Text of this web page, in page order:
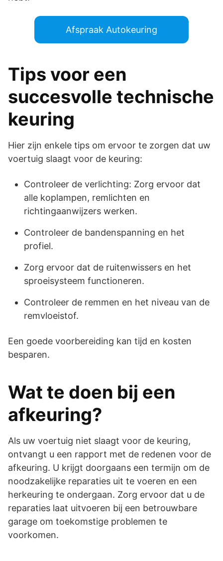
Afspraak Autokeuring
Tips voor een
succesvolle technische
keuring
Hier zijn enkele tips om ervoor te zorgen dat uw
voertuig slaagt voor de keuring:
Controleer de verlichting: Zorg ervoor dat
alle koplampen, remlichten en
richtingaanwijzers werken.
Controleer de bandenspanning en het
profiel.
Zorg ervoor dat de ruitenwissers en het
sproeisysteem functioneren.
Controleer de remmen en het niveau van de
remvloeistof.
Een goede voorbereiding kan tijd en kosten
besparen.
Wat te doen bij een
afkeuring?
Als uw voertuig niet slaagt voor de keuring,
ontvangt u een rapport met de redenen voor de
afkeuring. U krijgt doorgaans een termijn om de
noodzakelijke reparaties uit te voeren en een
herkeuring te ondergaan. Zorg ervoor dat u de
reparaties laat uitvoeren bij een betrouwbare
garage om toekomstige problemen te
voorkomen.